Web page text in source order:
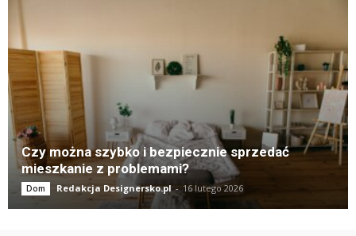
Czy można szybko i bezpiecznie sprzedać
mieszkanie z problemami?
Dom Redakcja Designersko.pl - 16 lutego 2026